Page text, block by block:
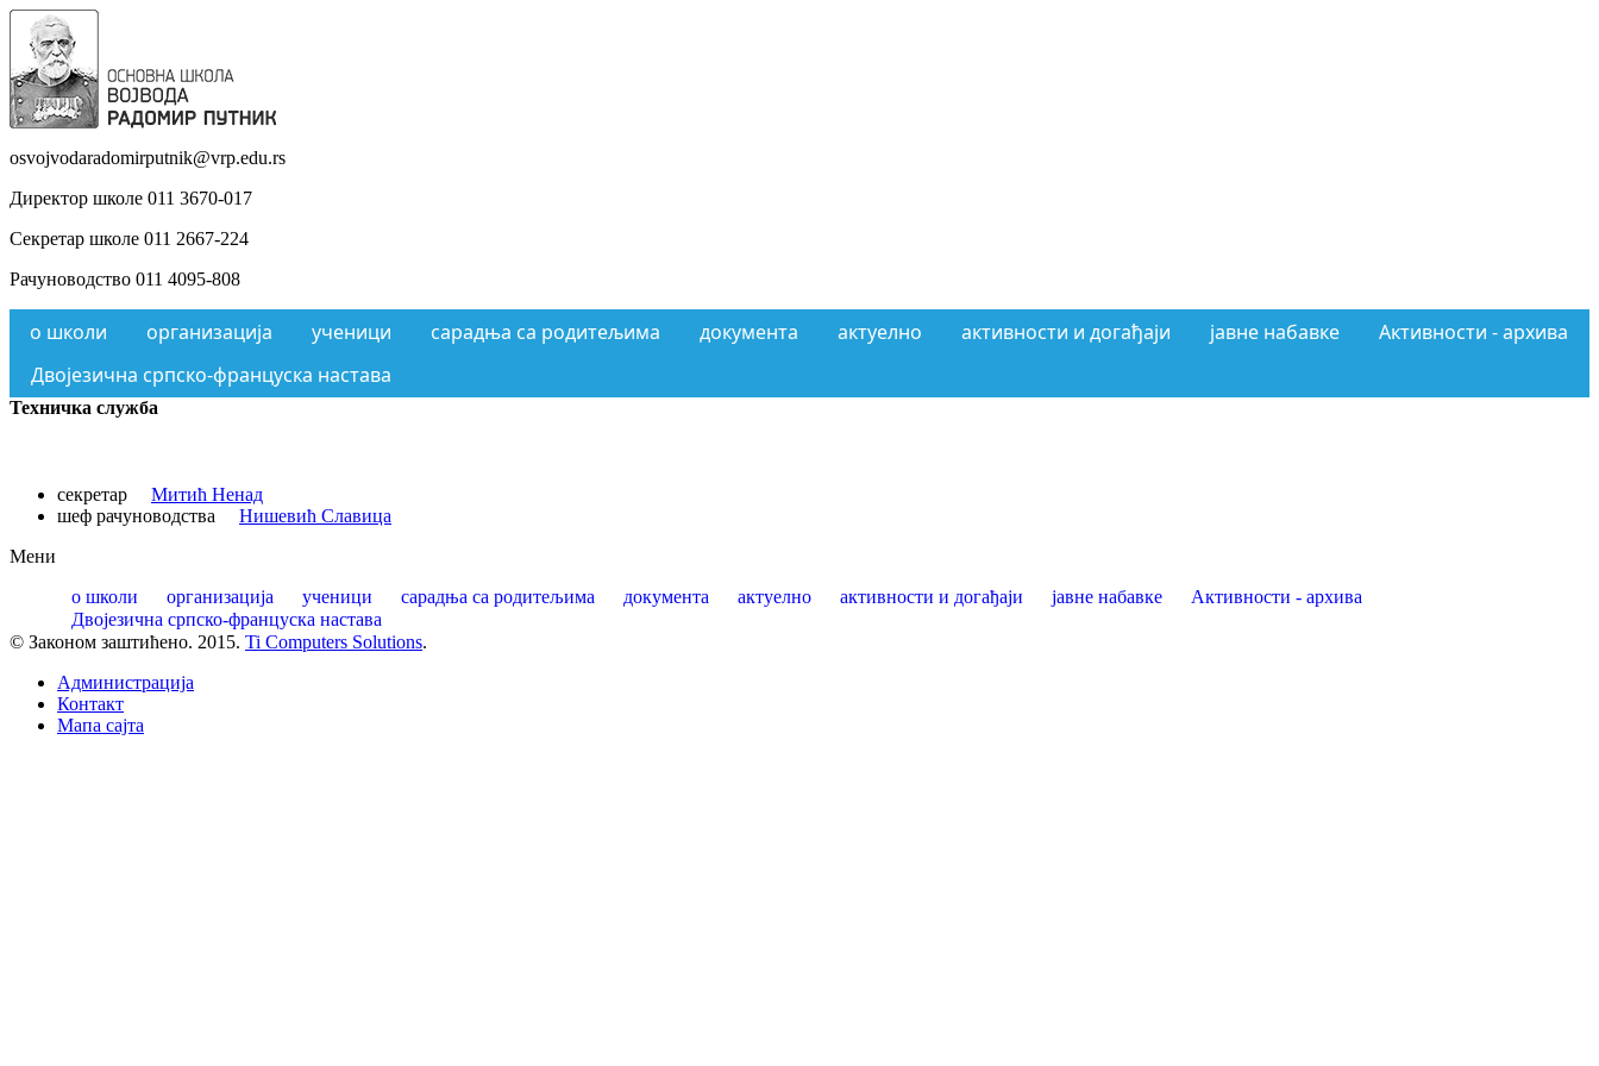
osvojvodaradomirputnik@vrp.edu.rs
Директор школе 011 3670-017
Секретар школе 011 2667-224
Рачуноводство 011 4095-808
о школи организација ученици сарадња са родитељима документа актуелно активности и догађаји јавне набавке
Активности - архива
Двојезична српско-француска настава
Техничка служба
секретар
Митић Ненад
шеф рачуноводства
Нишевић Славица
Мени
о школи
организација ученици сарадња са родитељима документа актуелно активности и догађаји јавне набавке
Активности - архива
Двојезична српско-француска настава
© Законом заштићено. 2015. Ti Computers Solutions.
Администрација
Контакт
Mапа сајта